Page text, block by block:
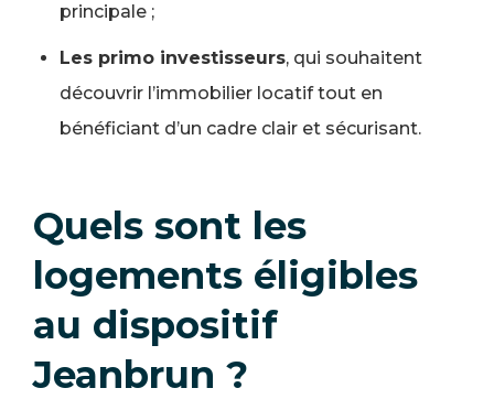
principale ;
Les primo investisseurs, qui souhaitent
découvrir l’immobilier locatif tout en
bénéficiant d’un cadre clair et sécurisant.
Quels sont les
logements éligibles
au dispositif
Jeanbrun ?